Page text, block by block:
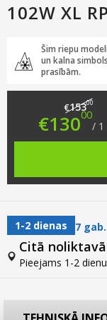
102W XL RP
Šim riepu
un kalna
prasībām.
€15300
€13000
/ 1
1-2 dienas 7 gab.
Citā noliktavā
Pieejams 1-2